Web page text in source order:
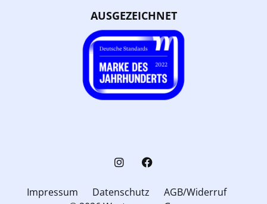
AUSGEZEICHNET
Impressum Datenschutz
AGB/Widerruf